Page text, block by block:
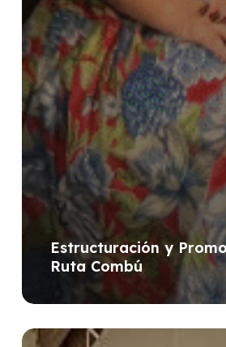
Estructuración y
Ruta Combú
Re.green: